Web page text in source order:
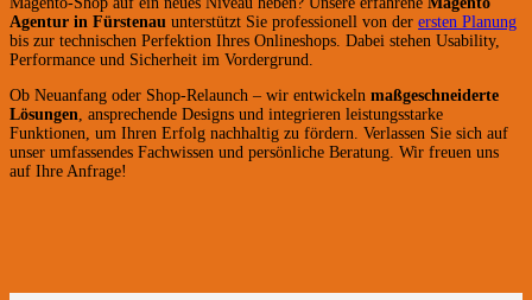
Agentur in Fürstenau unterstützt Sie professionell von der ersten Planung
bis zur technischen Perfektion Ihres Onlineshops. Dabei stehen Usability,
Performance und Sicherheit im Vordergrund.
Ob Neuanfang oder Shop-Relaunch – wir entwickeln maßgeschneiderte
Lösungen , ansprechende Designs und integrieren leistungsstarke
Funktionen, um Ihren Erfolg nachhaltig zu fördern. Verlassen Sie sich auf
unser umfassendes Fachwissen und persönliche Beratung. Wir freuen uns
auf Ihre Anfrage!